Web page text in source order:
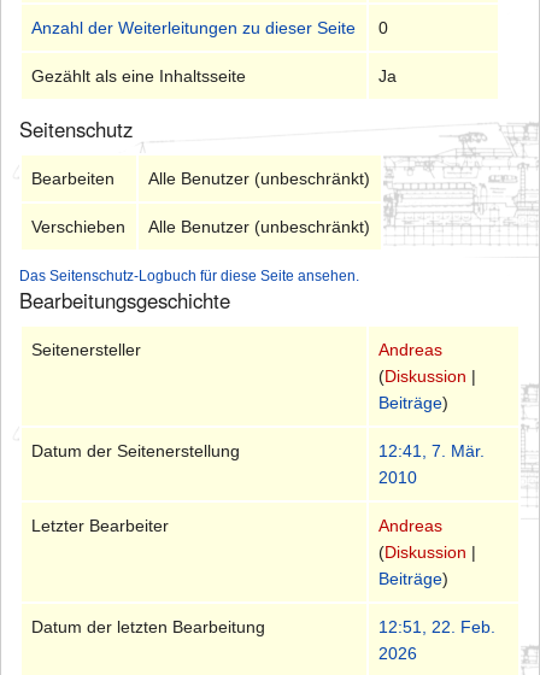
Anzahl der Weiterleitungen zu dieser Seite 0
Gezählt als eine Inhaltsseite Ja
Seitenschutz
Bearbeiten Alle Benutzer (unbeschränkt)
Verschieben Alle Benutzer (unbeschränkt)
Das Seitenschutz-Logbuch für diese Seite ansehen.
Bearbeitungsgeschichte
Seitenersteller
Andreas
(Diskussion |
Beiträge)
Datum der Seitenerstellung
12:41, 7. Mär.
2010
Letzter Bearbeiter
Andreas
(Diskussion |
Beiträge)
Datum der letzten Bearbeitung
12:51, 22. Feb.
2026